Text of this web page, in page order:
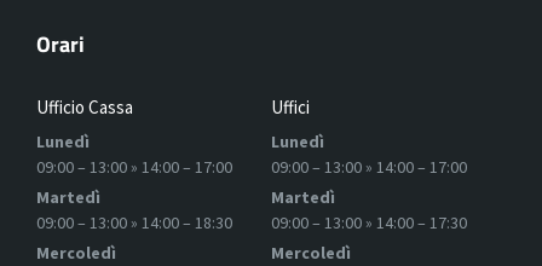
Orari
Ufficio Cassa
Lunedì
09:00 – 13:00 » 14:00 – 17:00
Martedì
09:00 – 13:00 » 14:00 – 18:30
Mercoledì
Uffici
Lunedì
09:00 – 13:00 » 14:00 – 17:00
Martedì
09:00 – 13:00 » 14:00 – 17:30
Mercoledì